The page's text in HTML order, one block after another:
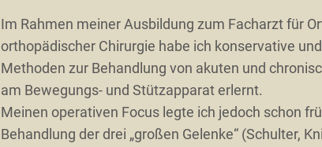
Im Rahmen meiner Ausbildung zum Facharzt für
orthopädischer Chirurgie habe ich konservative
Methoden zur Behandlung von akuten und
am Bewegungs- und Stützapparat erlernt.
Meinen operativen Focus legte ich jedoch schon
Behandlung der drei „großen Gelenke“ (Schulter,